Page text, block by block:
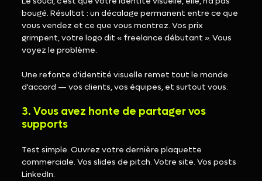
bougé. Résultat : un décalage permanent entre ce que
vous vendez et ce que vous montrez. Vos prix
grimpent, votre logo dit « freelance débutant ». Vous
voyez le problème.
Une refonte d'identité visuelle remet tout le monde
d'accord — vos clients, vos équipes, et surtout vous.
3. Vous avez honte de partager vos
supports
Test simple. Ouvrez votre dernière plaquette
commerciale. Vos slides de pitch. Votre site. Vos posts
LinkedIn.